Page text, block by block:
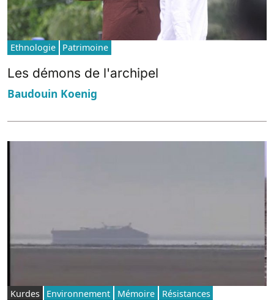
Ethnologie Patrimoine
Les démons de l'archipel
Baudouin Koenig
Kurdes Environnement Mémoire Résistances